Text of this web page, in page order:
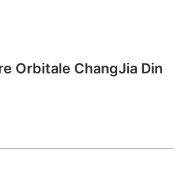
Orbitale ChangJia Din